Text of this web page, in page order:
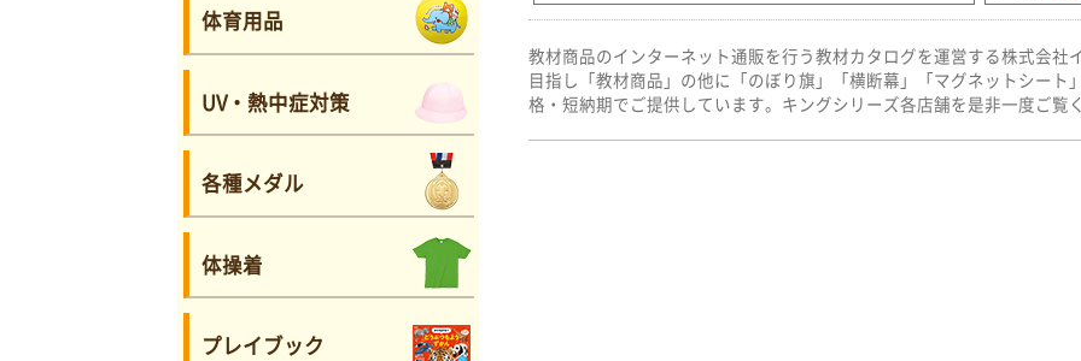
体育用品
UV・熱中症対策
各種メダル
体操着
プレイブック
教材商品のインターネット通販を行う教材カタログを運営する株式会社
目指し「教材商品」の他に「のぼり旗」「横断幕」「マグネットシー
格・短納期でご提供しています。キングシリーズ各店舗を是非一度ご覧